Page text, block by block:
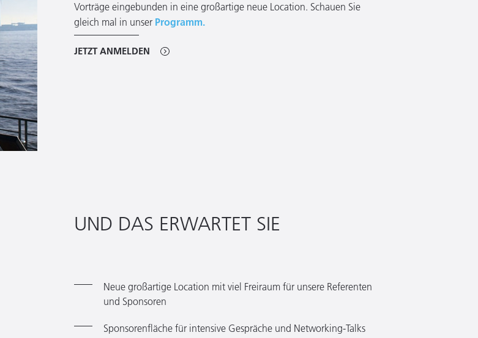
Vorträge eingebunden in eine großartige neue Location. Schauen Sie
gleich mal in unser Programm.
JETZT ANMELDEN
UND DAS ERWARTET SIE
Neue großartige Location mit viel Freiraum für unsere Referenten
und Sponsoren
Sponsorenfläche für intensive Gespräche und Networking-Talks